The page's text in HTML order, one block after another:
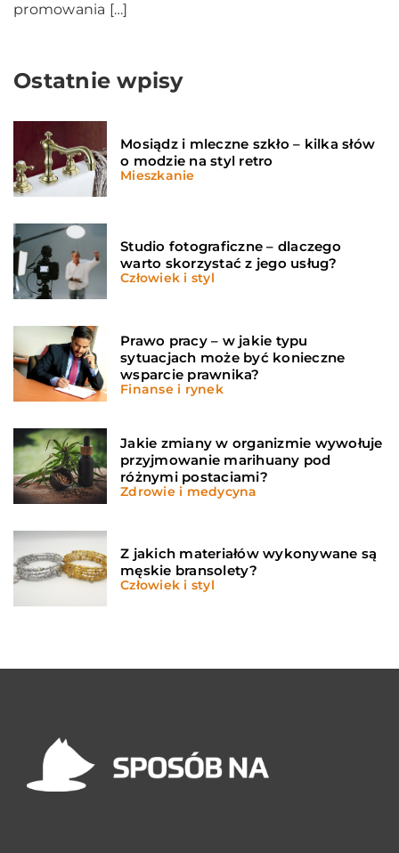
promowania […]
Ostatnie wpisy
Mosiądz i mleczne szkło – kilka słów
o modzie na styl retro
Mieszkanie
Studio fotograficzne – dlaczego
warto skorzystać z jego usług?
Człowiek i styl
Prawo pracy – w jakie typu
sytuacjach może być konieczne
wsparcie prawnika?
Finanse i rynek
Jakie zmiany w organizmie wywołuje
przyjmowanie marihuany pod
różnymi postaciami?
Zdrowie i medycyna
Z jakich materiałów wykonywane są
męskie bransolety?
Człowiek i styl